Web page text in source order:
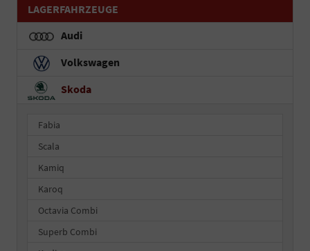
LAGERFAHRZEUGE
Audi
Volkswagen
Skoda
Fabia
Scala
Kamiq
Karoq
Octavia Combi
Superb Combi